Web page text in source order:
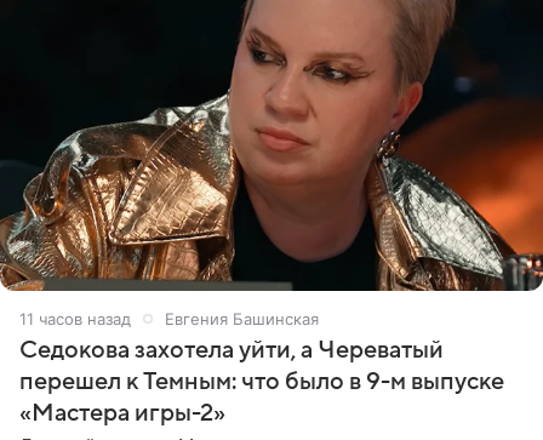
11 часов назад Евгения Башинская
Седокова захотела уйти, а Череватый
перешел к Темным: что было в 9-м выпуске
«Мастера игры-2»